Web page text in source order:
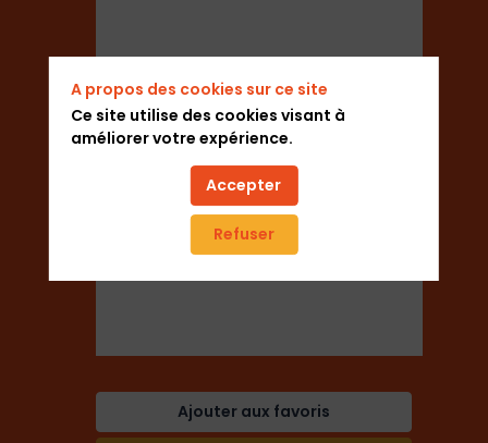
Forestry
Research
Secteur
Ajouter aux favoris
A propos des cookies sur ce site
Ce site utilise des cookies visant à
améliorer votre expérience.
Accepter
Refuser